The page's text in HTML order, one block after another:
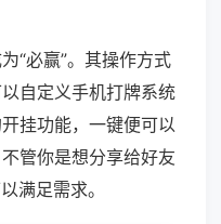
“必赢”。其操作方式
自定义手机打牌系统
挂功能，一键便可以
管你是想分享给好友
满足需求。